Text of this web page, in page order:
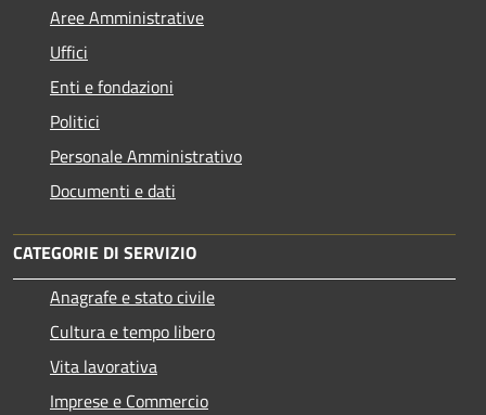
Aree Amministrative
Uffici
Enti e fondazioni
Politici
Personale Amministrativo
Documenti e dati
CATEGORIE DI SERVIZIO
Anagrafe e stato civile
Cultura e tempo libero
Vita lavorativa
Imprese e Commercio